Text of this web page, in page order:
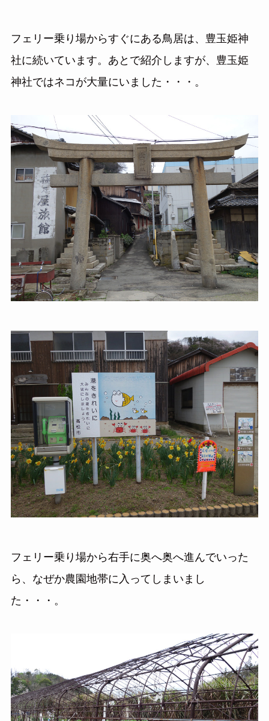
フェリー乗り場からすぐにある鳥居は、豊玉姫神
社に続いています。あとで紹介しますが、豊玉姫
神社ではネコが大量にいました・・・。
フェリー乗り場から右手に奥へ奥へ進んでいった
ら、なぜか農園地帯に入ってしまいまし
た・・・。